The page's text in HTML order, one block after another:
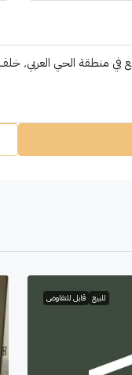
للبيع قابل للتفاوض